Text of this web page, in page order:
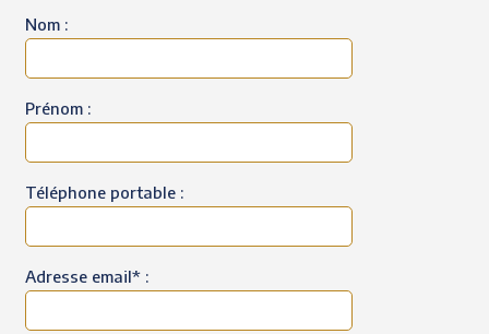
Nom :
Prénom :
Téléphone portable :
Adresse email* :